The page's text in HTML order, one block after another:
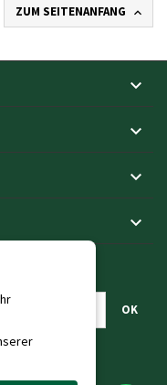
ZUM SEITENANFANG 



